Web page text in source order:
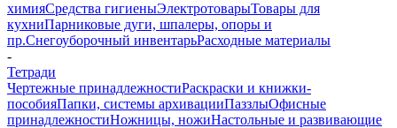
химияСредства гигиеныЭлектротоварыТовары для
кухниПарниковые дуги, шпалеры, опоры и
пр.Снегоуборочный инвентарьРасходные материалы
-
Тетради
Чертежные принадлежностиРаскраски и книжки-
пособияПапки, системы архивацииПаззлыОфисные
принадлежностиНожницы, ножиНастольные и развивающие